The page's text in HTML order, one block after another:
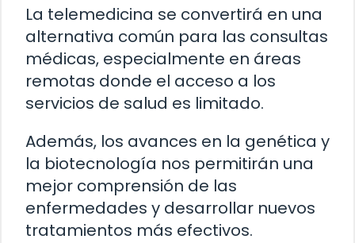
La telemedicina se convertirá en una
alternativa común para las consultas
médicas, especialmente en áreas
remotas donde el acceso a los
servicios de salud es limitado.
Además, los avances en la genética y
la biotecnología nos permitirán una
mejor comprensión de las
enfermedades y desarrollar nuevos
tratamientos más efectivos.